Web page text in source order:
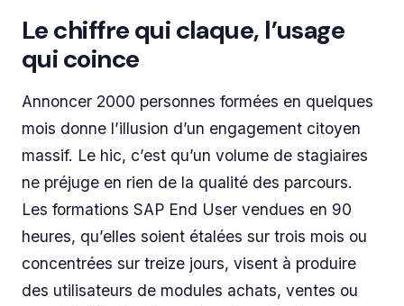
Le chiffre qui claque, l’usage
qui coince
Annoncer 2000 personnes formées en quelques
mois donne l’illusion d’un engagement citoyen
massif. Le hic, c’est qu’un volume de stagiaires
ne préjuge en rien de la qualité des parcours.
Les formations SAP End User vendues en 90
heures, qu’elles soient étalées sur trois mois ou
concentrées sur treize jours, visent à produire
des utilisateurs de modules achats, ventes ou